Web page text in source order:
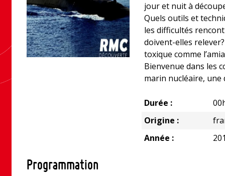
jour et nuit à
Quels outils et
les difficultés
doivent-elles
toxique comme
Bienvenue dans les
marin nucléaire, une
Durée :
Origine :
Année :
Programmation